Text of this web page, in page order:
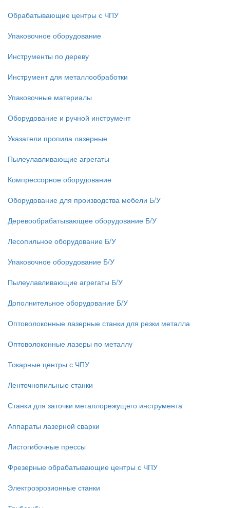
Обрабатывающие центры с ЧПУ
Упаковочное оборудование
Инструменты по дереву
Инструмент для металлообработки
Упаковочные материалы
Оборудование и ручной инструмент
Указатели пропила лазерные
Пылеулавливающие агрегаты
Компрессорное оборудование
Оборудование для производства мебели Б/У
Деревообрабатывающее оборудование Б/У
Лесопильное оборудование Б/У
Упаковочное оборудование Б/У
Пылеулавливающие агрегаты Б/У
Дополнительное оборудование Б/У
Оптоволоконные лазерные станки для резки металла
Оптоволоконные лазеры по металлу
Токарные центры с ЧПУ
Ленточнопильные станки
Станки для заточки металлорежущего инструмента
Аппараты лазерной сварки
Листогибочные прессы
Фрезерные обрабатывающие центры с ЧПУ
Электроэрозионные станки